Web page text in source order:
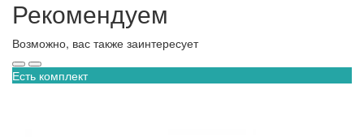
Рекомендуем
Возможно, вас также заинтересует
Есть комплект